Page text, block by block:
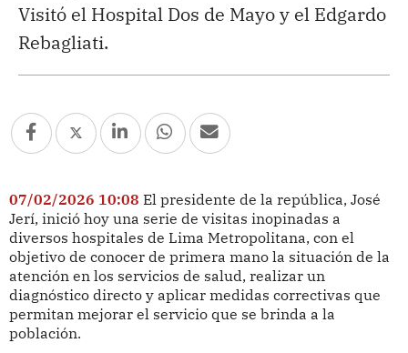
Visitó el Hospital Dos de Mayo y el Edgardo
Rebagliati.
07/02/2026 10:08 El presidente de la república, José
Jerí, inició hoy una serie de visitas inopinadas a
diversos hospitales de Lima Metropolitana, con el
objetivo de conocer de primera mano la situación de la
atención en los servicios de salud, realizar un
diagnóstico directo y aplicar medidas correctivas que
permitan mejorar el servicio que se brinda a la
población.